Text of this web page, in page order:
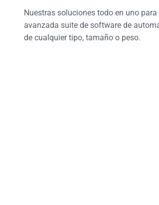
Nuestras soluciones todo en uno
avanzada suite de software de
de cualquier tipo, tamaño o peso.